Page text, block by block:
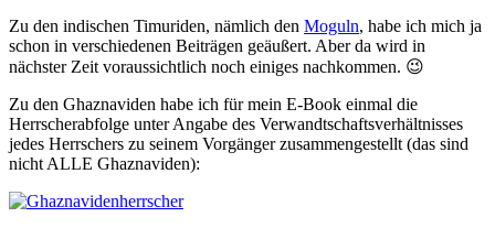
Zu den indischen Timuriden, nämlich den Moguln, habe ich mich ja
schon in verschiedenen Beiträgen geäußert. Aber da wird in
nächster Zeit voraussichtlich noch einiges nachkommen. 😉
Zu den Ghaznaviden habe ich für mein E-Book einmal die
Herrscherabfolge unter Angabe des Verwandtschaftsverhältnisses
jedes Herrschers zu seinem Vorgänger zusammengestellt (das sind
nicht ALLE Ghaznaviden):